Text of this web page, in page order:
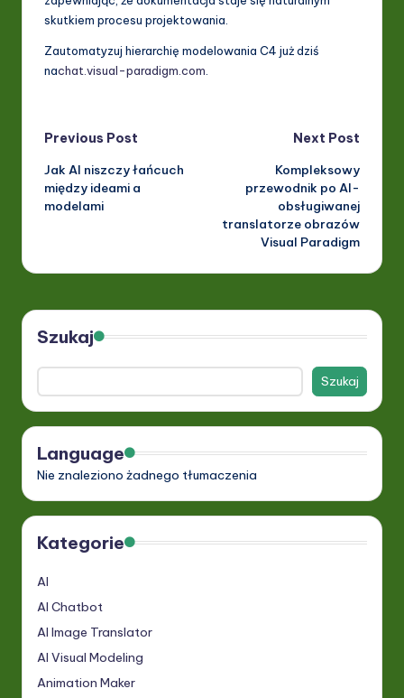
skutkiem procesu projektowania.
Zautomatyzuj hierarchię modelowania C4 już dziś
nachat.visual-paradigm.com
Post
navigation
Previous Post
Jak AI niszczy łańcuch
między ideami a
modelami
Next Post
Kompleksowy
przewodnik po AI-
obsługiwanej
translatorze obrazów
Visual Paradigm
Szukaj
Szukaj
Language
Nie znaleziono żadnego tłumaczenia
Kategorie
AI
AI Chatbot
AI Image Translator
AI Visual Modeling
Animation Maker